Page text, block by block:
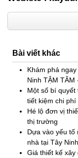
Bài viết khác
Khám phá
Ninh TẬM TÂM
Một số bí quyết
tiết kiệm chi phí
Hé lộ đơn vị
thị trường
Dựa vào yếu tố
nhà tại Tây
Giá thiết kế